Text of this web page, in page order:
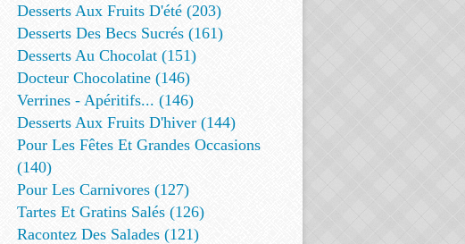
Desserts Aux Fruits D'été (203)
Desserts Des Becs Sucrés (161)
Desserts Au Chocolat (151)
Docteur Chocolatine (146)
Verrines - Apéritifs... (146)
Desserts Aux Fruits D'hiver (144)
Pour Les Fêtes Et Grandes Occasions
(140)
Pour Les Carnivores (127)
Tartes Et Gratins Salés (126)
Racontez Des Salades (121)